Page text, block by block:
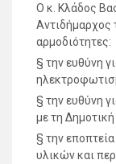
Ο κ. Κλάδος
Αντιδήμαρχος
αρμοδιότητες:
§ την ευθύνη
§ την ευθύνη
με τη
§ την
υλικών και